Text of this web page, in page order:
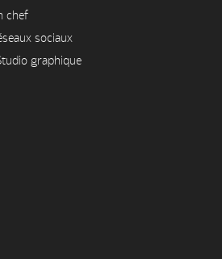
chef
sociaux
graphique